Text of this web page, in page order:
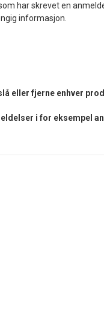
har skrevet en
informasjon.
eller fjerne enhver
i for eksempel